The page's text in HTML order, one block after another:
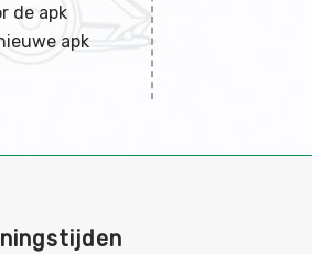
de apk
apk